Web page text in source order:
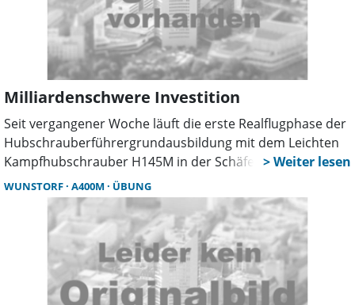
Milliardenschwere Investition
Seit vergangener Woche läuft die erste Realflugphase der
Hubschrauberführergrundausbildung mit dem Leichten
Kampfhubschrauber H145M in der Schäfer-Kaserne. Am
Standort Achum investiert der Bund rund eine Milliarde
WUNSTORF A400M ÜBUNG